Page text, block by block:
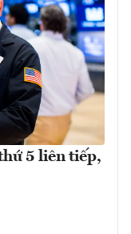
5 liên tiếp,